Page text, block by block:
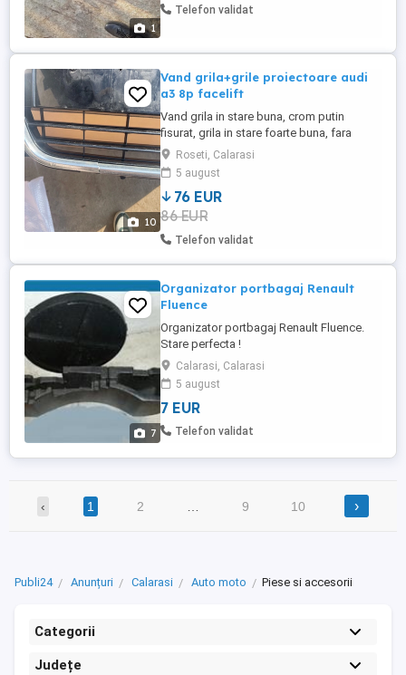
1
Telefon validat
10
Vand grila+grile proiectoare audi
a3 8p facelift
Vand grila in stare buna, crom putin
fisurat, grila in stare foarte buna, fara
prinderi rupte. Grila este pentru audi a3 8p
facelift 2008-2012 OEM. La pachet primiti
si grilele proiectoare oem in stare foarte
buna. Pret negociabil.
Roseti, Calarasi
5 august
76 EUR
86 EUR
Telefon validat
7
Organizator portbagaj Renault
Fluence
Organizator portbagaj Renault Fluence.
Stare perfecta !
Calarasi, Calarasi
5 august
7 EUR
Telefon validat
‹ 1 2 9 10 ›
Publi24 Anunțuri Calarasi Auto moto Piese si accesorii
Categorii
Județe